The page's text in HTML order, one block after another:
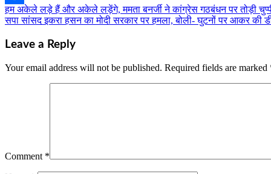
Share
Post
navigation
हम अकेले लड़े हैं और अकेले लड़ेंगे, ममता बनर्जी ने कांग्रेस गठबंधन पर तोड़ी
सपा सांसद इकरा हसन का मोदी सरकार पर हमला, बोली- घुटनों पर आकर की
Leave a Reply
Your email address will not be published. Required fields are marked
Comment *